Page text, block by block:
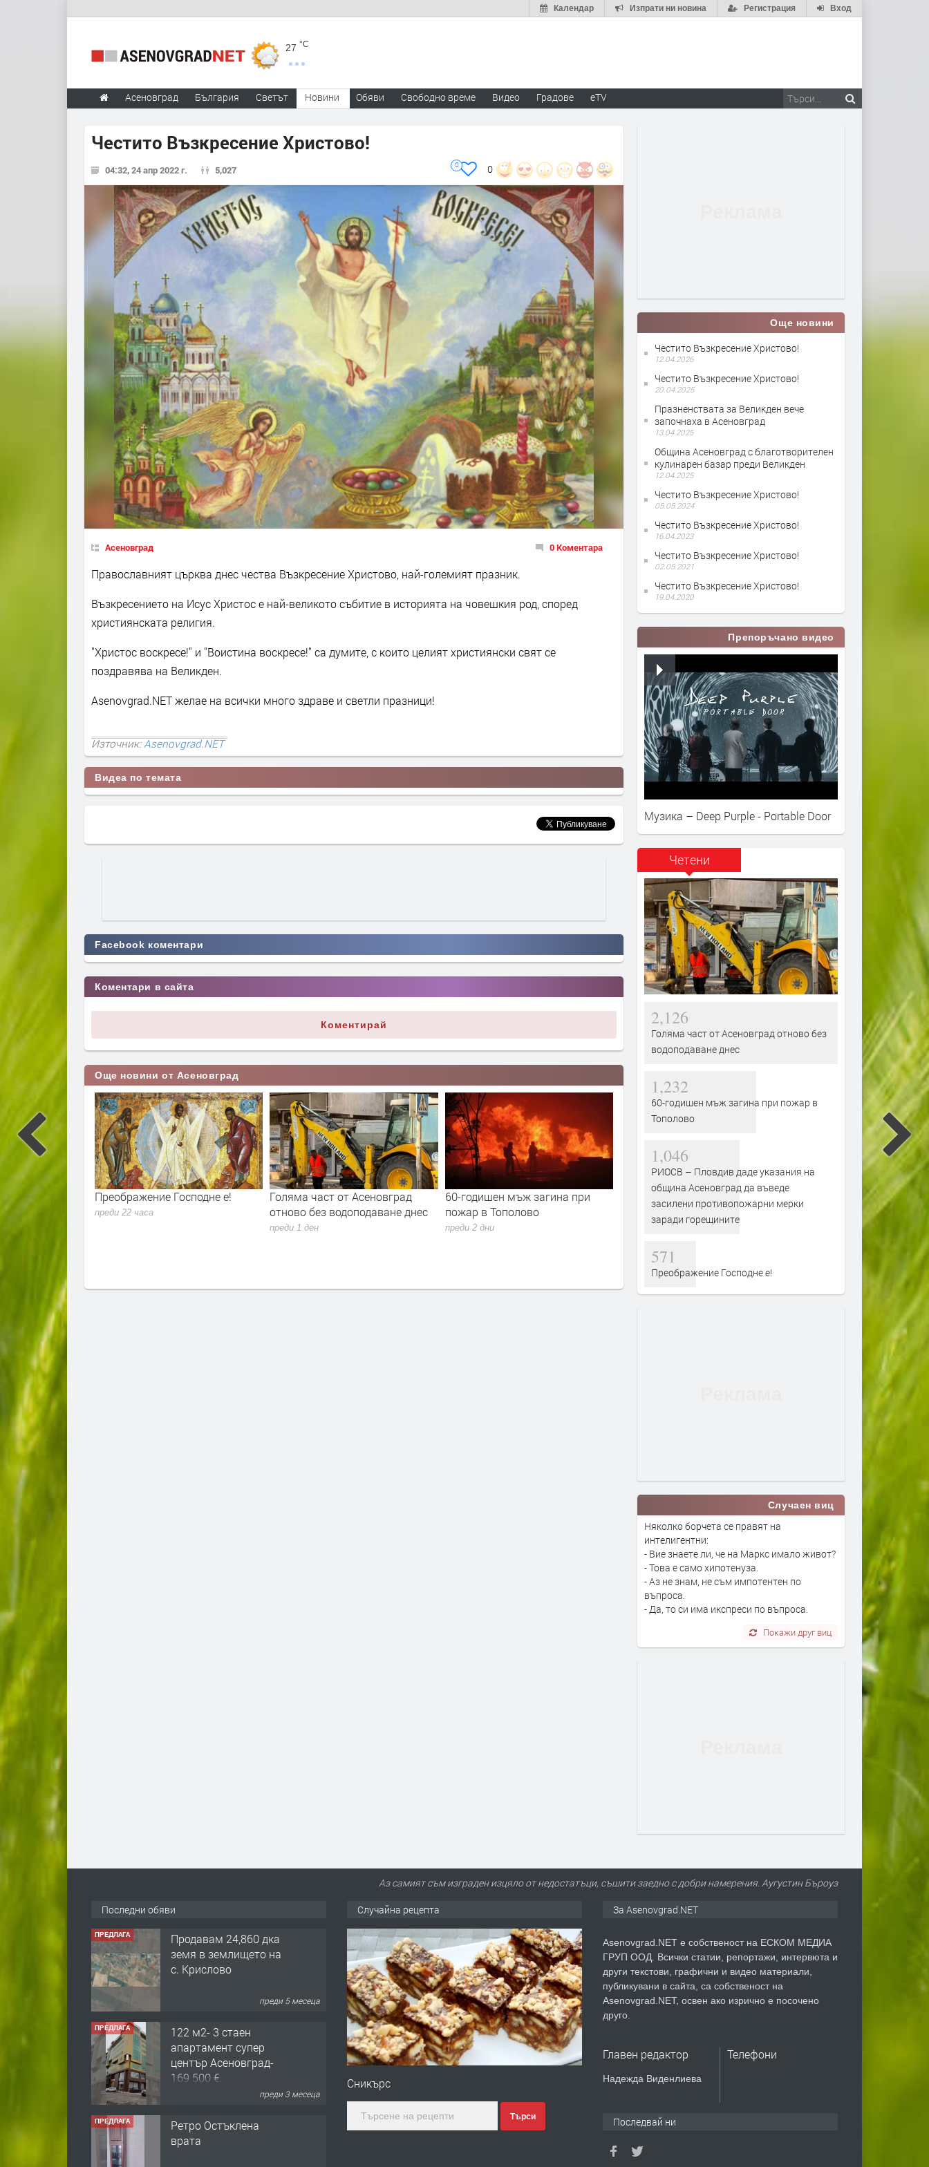
Вход
Регистрация
Изпрати ни новина
Календар
27 °C
Асеновград България Светът Новини Обяви Свободно време Видео Градове eTV
Честито Възкресение Христово!
04:32, 24 апр 2022 г. 5,027 0
0
Асеновград 0 Коментара
Православният църква днес чества Възкресение Христово, най-големият празник.
Възкресението на Исус Христос е най-великото събитие в историята на човешкия род, според
християнската религия.
"Христос воскресе!" и "Воистина воскресе!" са думите, с които целият християнски свят се
поздравява на Великден.
Asenovgrad.NET желае на всички много здраве и светли празници!
Източник:Asenovgrad.NET
Видеа по темата
Facebook коментари
Коментари в сайта
Коментирай
Още новини от Асеновград
ще
водород –
Преображение Господне е!
преди 22 часа
Голяма част от Асеновград
отново без водоподаване днес
преди 1 ден
60-годишен мъж загина при
пожар в Тополово
преди 2 дни
РИОСВ – Пловдив даде
указания на община
Асеновград да въведе засилени
горещините
преди 3 дни
Поетапно премахват
опасни дървета в
преди 1 седмица
Още новини
Честито Възкресение Христово!
12.04.2026
Честито Възкресение Христово!
20.04.2025
Празненствата за Великден вече
започнаха в Асеновград
13.04.2025
Община Асеновград с благотворителен
кулинарен базар преди Великден
12.04.2025
Честито Възкресение Христово!
05.05.2024
Честито Възкресение Христово!
16.04.2023
Честито Възкресение Христово!
02.05.2021
Честито Възкресение Христово!
19.04.2020
Препоръчано видео
Музика – Deep Purple - Portable Door
Четени
2,126
Голяма част от Асеновград отново без
водоподаване днес
1,232
60-годишен мъж загина при пожар в
Тополово
1,046
РИОСВ – Пловдив даде указания на
община Асеновград да въведе
засилени противопожарни мерки
заради горещините
571
Преображение Господне е!
Случаен виц
Няколко борчета се правят на
интелигентни:
- Вие знаете ли, че на Маркс имало живот?
- Това е само хипотенуза.
- Аз не знам, не съм импотентен по
въпроса.
- Да, то си има икспреси по въпроса.
Покажи друг виц
Аз самият съм изграден изцяло от недостатъци, съшити заедно с добри намерения. Аугустин Бъроуз
Последни обявиземя в землището на
преди 5 месеца
ПРЕДЛАГА
апартамент супер
169 500 €.
преди 3 месеца
ПРЕДЛАГА
Ретро Остъклена
Случайна рецепта
Сникърс
Търси
За Asenovgrad.NET
Asenovgrad.NET е собственост на ЕСКОМ МЕДИА
ГРУП ООД. Всички статии, репортажи, интервюта и
други текстови, графични и видео материали,
публикувани в сайта, са собственост на
Asenovgrad.NET, освен ако изрично е посочено
друго.
Главен редактор
Надежда Виденлиева
Телефони
Последвай ни